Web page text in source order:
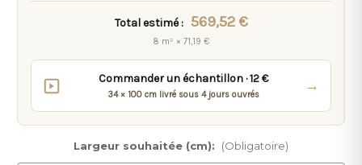
Total estimé : 569,52 €
8 m² × 71,19 €
Commander un échantillon · 12 €
34 × 100 cm livré sous 4 jours ouvrés
→
Largeur souhaitée (cm): (Obligatoire)